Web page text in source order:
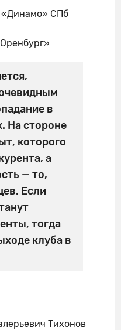
«Динамо» СПб
в
На стороне
которого
а
— то,
Если
тогда
клуба в
Тихонов